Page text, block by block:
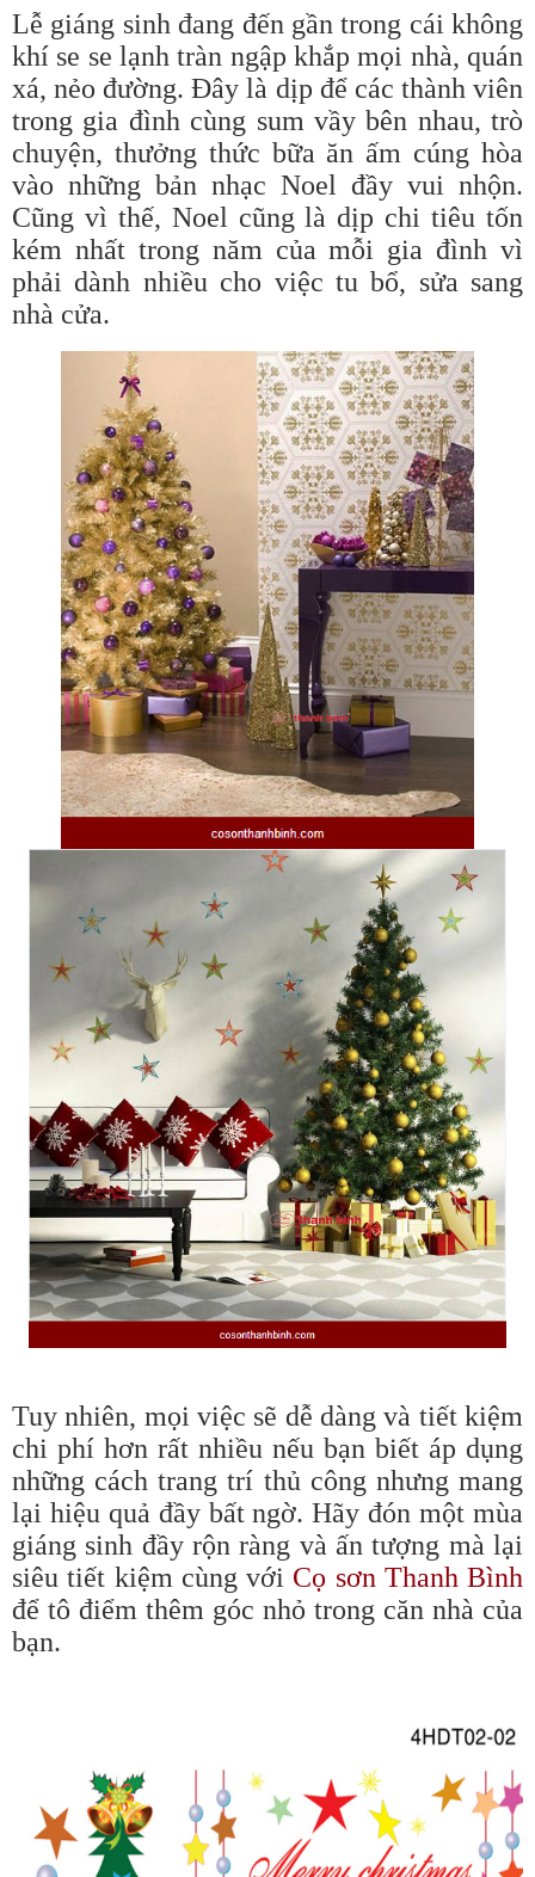
Lễ giáng sinh đang đến gần trong cái không
khí se se lạnh tràn ngập khắp mọi nhà, quán
xá, nẻo đường. Đây là dịp để các thành viên
trong gia đình cùng sum vầy bên nhau, trò
chuyện, thưởng thức bữa ăn ấm cúng hòa
vào những bản nhạc Noel đầy vui nhộn.
Cũng vì thế, Noel cũng là dịp chi tiêu tốn
kém nhất trong năm của mỗi gia đình vì
phải dành nhiều cho việc tu bổ, sửa sang
nhà cửa.
Tuy nhiên, mọi việc sẽ dễ dàng và tiết kiệm
chi phí hơn rất nhiều nếu bạn biết áp dụng
những cách trang trí thủ công nhưng mang
lại hiệu quả đầy bất ngờ. Hãy đón một mùa
giáng sinh đầy rộn ràng và ấn tượng mà lại
siêu tiết kiệm cùng với Cọ sơn Thanh Bình
để tô điểm thêm góc nhỏ trong căn nhà của
bạn.